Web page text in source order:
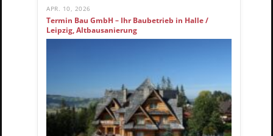
APR. 10, 2026
Termin Bau GmbH – Ihr Baubetrieb in Halle /
Leipzig, Altbausanierung